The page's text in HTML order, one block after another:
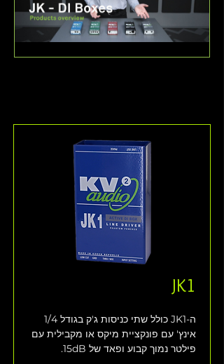
JK1
אינץ' עם פונקציית מיקס או מקבילית עם
פילטר נמוך קבוע ופאד של 15dB.